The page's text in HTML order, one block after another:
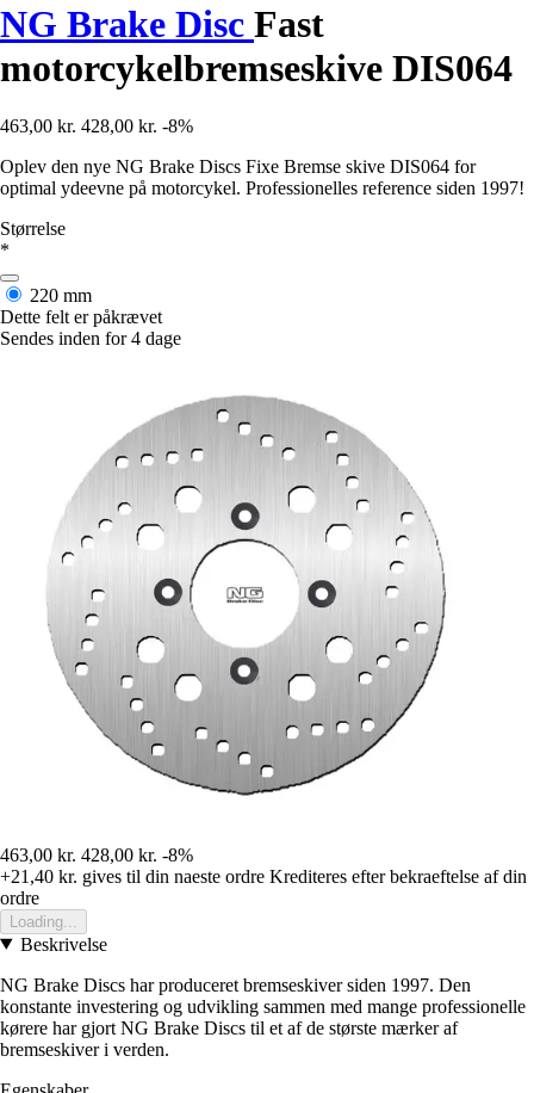
NG Brake Disc Fast
motorcykelbremseskive DIS064
463,00 kr. 428,00 kr. -8%
Oplev den nye NG Brake Discs Fixe Bremse skive DIS064 for
optimal ydeevne på motorcykel. Professionelles reference siden 1997!
Størrelse
*
220 mm
Dette felt er påkrævet
Sendes inden for 4 dage
463,00 kr. 428,00 kr. -8%
+21,40 kr. gives til din naeste ordre Krediteres efter bekraeftelse af din
ordre
Loading...
Beskrivelse
NG Brake Discs har produceret bremseskiver siden 1997. Den
konstante investering og udvikling sammen med mange professionelle
kørere har gjort NG Brake Discs til et af de største mærker af
bremseskiver i verden.